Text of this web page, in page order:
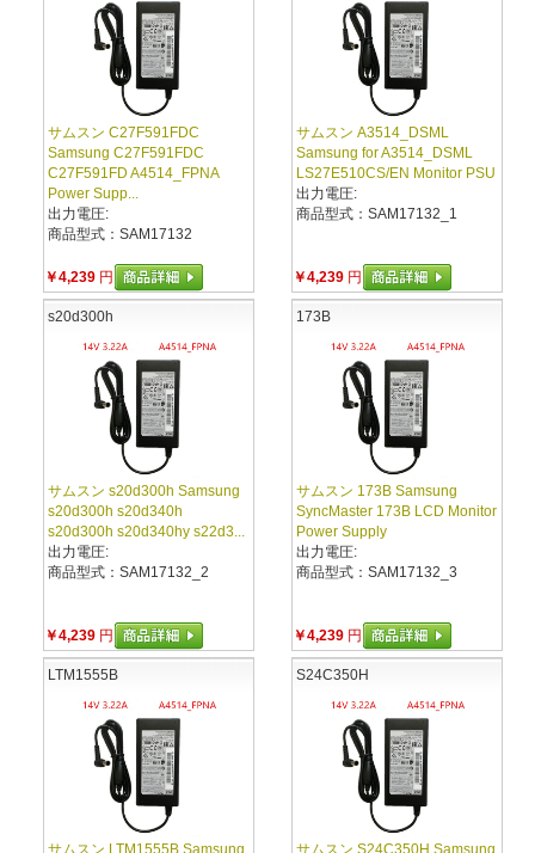
サムスン C27F591FDC
Samsung C27F591FDC
C27F591FD A4514_FPNA
Power Supp...
出力電圧:
商品型式：SAM17132
￥4,239 円
サムスン A3514_DSML
Samsung for A3514_DSML
LS27E510CS/EN Monitor PSU
出力電圧:
商品型式：SAM17132_1
￥4,239 円
s20d300h
サムスン s20d300h Samsung
s20d300h s20d340h
s20d300h s20d340hy s22d3...
出力電圧:
商品型式：SAM17132_2
￥4,239 円
173B
サムスン 173B Samsung
SyncMaster 173B LCD Monitor
Power Supply
出力電圧:
商品型式：SAM17132_3
￥4,239 円
LTM1555B
サムスン LTM1555B Samsung
S24C350H
サムスン S24C350H Samsung